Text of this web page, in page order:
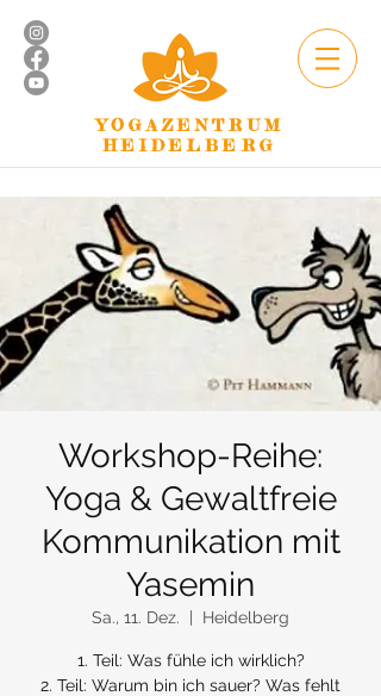
YOGAZENTRUM
HEIDELBERG
Workshop-Reihe:
Yoga & Gewaltfreie
Kommunikation mit
Yasemin
Sa., 11. Dez. Heidelberg
1. Teil: Was fühle ich wirklich?
2. Teil: Warum bin ich sauer? Was fehlt